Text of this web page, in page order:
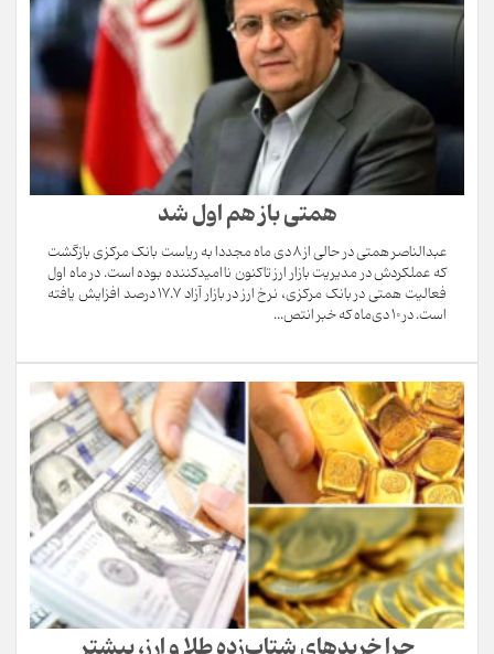
همتی باز هم اول شد
عبدالناصر همتی در حالی از 8 دی ماه مجددا به ریاست بانک مرکزی بازگشت
که عملکردش در مدیریت بازار ارز تاکنون ناامیدکننده بوده است. در ماه اول
فعالیت همتی در بانک مرکزی، نرخ ارز در بازار آزاد 17.7 درصد افزایش یافته
است. در 10 دی‌ماه که خبر انتص...